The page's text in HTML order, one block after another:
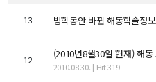
전임교수
명예교수 및 전직교수
역대학부장
13 방학동안 바뀐 해동학술정
12 (2010년8월30일 현재) 해
2010.08.30. | Hit 319